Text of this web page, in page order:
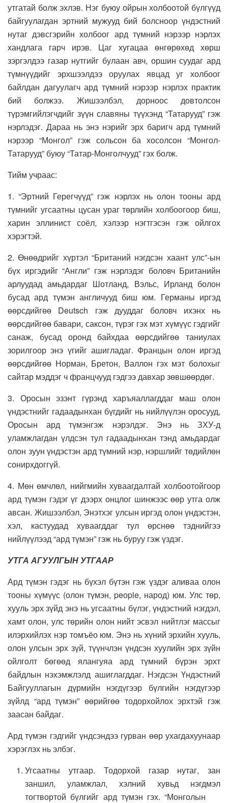
утгатай болж эхлэв. Нэг буюу ойрын холбоотой бүлгүүд
байгуулагдан эртний мужууд бий болсноор үндэстний
нутаг дэвсгэрийн холбоог ард түмний нэрээр нэрлэх
хандлага гарч ирэв. Цаг хугацаа өнгөрөхөд хөрш
зэргэлдээ газар нутгийг булаан авч, оршин суудаг ард
түмнүүдийг эрхшээлдээ оруулах явцад уг холбоог
байлдан дагуулагч ард түмний нэрээр нэрлэх практик
бий болжээ. Жишээлбэл, дорноос довтолсон
түрэмгийлэгчдийг зүүн славяны түүхэнд “Татарууд” гэж
нэрлэдэг. Дараа нь энэ нэрийг эрх баригч ард түмний
нэрээр “Монгол” гэж сольсон ба хосолсон “Монгол-
Татарууд” буюу “Татар-Монголчууд” гэх болж.
Тийм учраас:
1. “Эртний Герегчүүд” гэж нэрлэх нь олон тооны ард
түмнийг угсаатны цусан ураг төрлийн холбоогоор биш,
харин эллинист соёл, хэлээр нэгтгэсэн гэж ойлгох
хэрэгтэй.
2. Өнөөдрийг хүртэл “Британий нэгдсэн хаант улс”-ын
бүх иргэдийг “Англи” гэж нэрлэдэг боловч Британийн
арлуудад амьдардаг Шотланд, Вэльс, Ирланд болон
бусад ард түмэн англичууд биш юм. Германы иргэд
өөрсдийгөө Deutsch гэж дууддаг боловч ихэнх нь
өөрсдийгөө бавари, саксон, түрэг гэх мэт хүмүүс гэдгийг
санаж, бусад оронд байхдаа өөрсдийгөө таниулах
зорилгоор энэ үгийг ашигладаг. Францын олон иргэд
өөрсдийгөө Норман, Бретон, Валлон гэх мэт болохыг
сайтар мэддэг ч францчууд гэдгээ давхар зөвшөөрдөг.
3. Оросын эзэнт гүрэнд харъяаллагддаг маш олон
үндэстнийг гадаадынхан бүгдийг нь нийлүүлэн оросууд,
Оросын ард түмэнгэж нэрэлдэг. Энэ нь ЗХУ-д
уламжлагдан үлдсэн тул гадаадынхан тэнд амьдардаг
олон зуун үндэстэн ард түмний нэр, нэршлийг төдийлөн
сонирхдоггүй.
4. Мөн өмчлөл, нийгмийн хуваагдалтай холбоотойгоор
ард түмэн гэдэг үг дээрх онцлог шинжээс өөр утга олж
авсан. Жишээлбэл, Энэтхэг улсын иргэд олон үндэстэн,
хэл, кастуудад хуваагддаг тул өрснөө тэднийгээ
нийлүүлээд “ард түмэн” гэж нь буруу гэж үздэг.
УТГА АГУУЛГЫН УТГААР
Ард түмэн гэдэг нь бүхэл бүтэн гэж үздэг аливаа олон
тооны хүмүүс (олон түмэн, peоple, народ) юм. Улс төр,
хууль эрх зүйд энэ нь угсаатны бүлэг, үндэстний нэгдэл,
хамт олон, улс төрийн олон нийт эсвэл нийтлэг массыг
илэрхийлэх нэр томъёо юм. Энэ нь хүний эрхийн хууль,
олон улсын эрх зүй, түүнчлэн үндсэн хуулийн эрх зүйн
ойлголт бөгөөд ялангуяа ард түмний бүрэн эрхт
байдлын нэхэмжлэлд ашиглагддаг. Нэгдсэн Үндэстний
Байгууллагын дүрмийн нэгдүгээр бүлгийн нэгдүгээр
зүйлд “ард түмэн” өөрийгөө тодорхойлох эрхтэй гэж
заасан байдаг.
Ард түмэн гэдгийг үндсэндээ гурван өөр ухагдахуунаар
хэрэглэх нь элбэг.
Угсаатны утгаар. Тодорхой газар нутаг, зан
заншил, уламжлал, хэлний хувьд нэгдмэл
тогтвортой бүлгийг ард түмэн гэх. “Монголын